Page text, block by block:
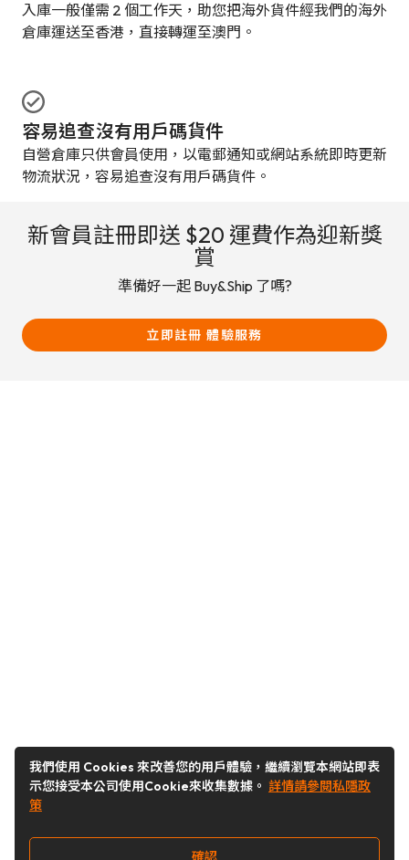
入庫一般僅需 2 個工作天，助您把海外貨件經我們的海外
倉庫運送至香港，直接轉運至澳門。
容易追查沒有用戶碼貨件
自營倉庫只供會員使用，以電郵通知或網站系統即時更新
物流狀況，容易追查沒有用戶碼貨件。
新會員註冊即送 $20 運費作為迎新獎
賞
準備好一起 Buy&Ship 了嗎?
立即註冊 體驗服務
我們使用 Cookies 來改善您的用戶體驗，繼續瀏覽本網站即表
示您接受本公司使用Cookie來收集數據。 詳情請參閱私隱政
策
確認